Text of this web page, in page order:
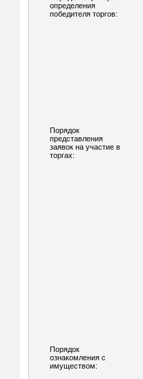
определения
победителя торгов:
Порядок
представления
заявок на участие в
торгах:
Порядок
ознакомления с
имуществом: